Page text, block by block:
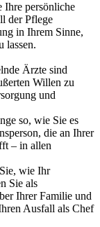
Ihre persönliche
der Pflege
in Ihrem Sinne,
lassen.
Ärzte sind
Willen zu
und
so, wie Sie es
die an Ihrer
– in allen
wie Ihr
Sie als
Ihrer Familie und
Ausfall als Chef